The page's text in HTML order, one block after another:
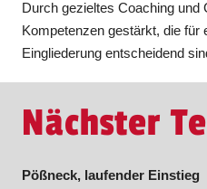
Durch gezieltes Coaching und
Kompetenzen gestärkt, die für
Eingliederung entscheidend
Nächster
Pößneck, laufender Einstieg